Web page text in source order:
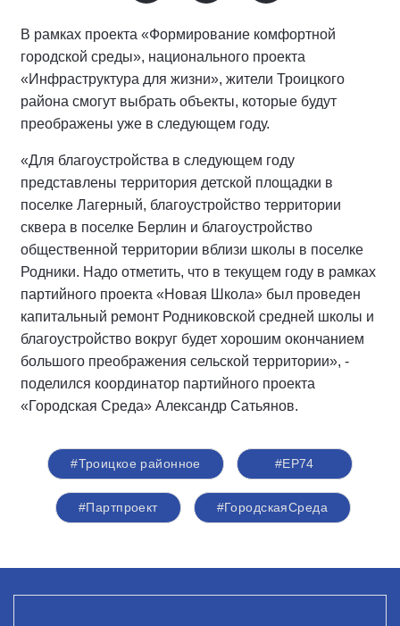
В рамках проекта «Формирование комфортной
городской среды», национального проекта
«Инфраструктура для жизни», жители Троицкого
района смогут выбрать объекты, которые будут
преображены уже в следующем году.
«Для благоустройства в следующем году
представлены территория детской площадки в
поселке Лагерный, благоустройство территории
сквера в поселке Берлин и благоустройство
общественной территории вблизи школы в поселке
Родники. Надо отметить, что в текущем году в рамках
партийного проекта «Новая Школа» был проведен
капитальный ремонт Родниковской средней школы и
благоустройство вокруг будет хорошим окончанием
большого преображения сельской территории», -
поделился координатор партийного проекта
«Городская Среда» Александр Сатьянов.
#Троицкое районное #ЕР74
#Партпроект #ГородскаяСреда